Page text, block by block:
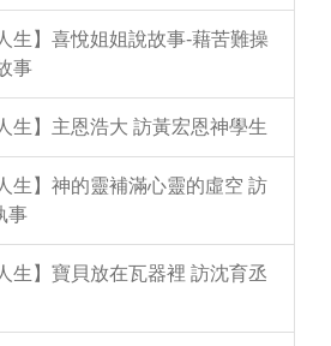
生】喜悅姐姐說故事-藉苦難操
事
生】主恩浩大 訪黃宏恩神學生
生】神的靈補滿心靈的虛空 訪
事
生】寶貝放在瓦器裡 訪沈育丞